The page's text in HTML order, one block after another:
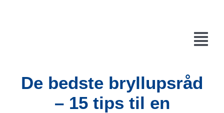
Forside
Hvordan virker det?
De bedste bryllupsråd
– 15 tips til en